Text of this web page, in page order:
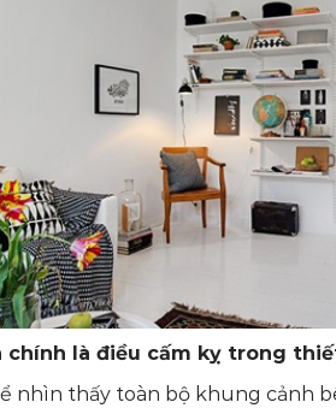
chính là điều cấm kỵ trong
nhìn thấy toàn bộ khung cảnh